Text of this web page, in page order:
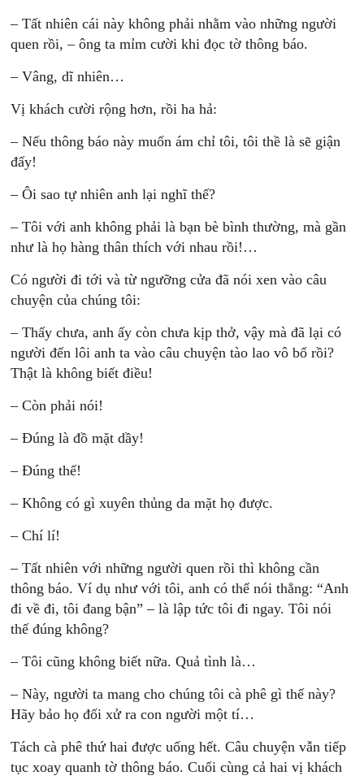
– Tất nhiên cái này không phải nhằm vào những người
quen rồi, – ông ta mỉm cười khi đọc tờ thông báo.
– Vâng, dĩ nhiên…
Vị khách cười rộng hơn, rồi ha hả:
– Nếu thông báo này muốn ám chỉ tôi, tôi thề là sẽ giận
đấy!
– Ôi sao tự nhiên anh lại nghĩ thế?
– Tôi với anh không phải là bạn bè bình thường, mà gần
như là họ hàng thân thích với nhau rồi!…
Có người đi tới và từ ngưỡng cửa đã nói xen vào câu
chuyện của chúng tôi:
– Thấy chưa, anh ấy còn chưa kịp thở, vậy mà đã lại có
người đến lôi anh ta vào câu chuyện tào lao vô bổ rồi?
Thật là không biết điều!
– Còn phải nói!
– Đúng là đồ mặt dầy!
– Đúng thế!
– Không có gì xuyên thủng da mặt họ được.
– Chí lí!
– Tất nhiên với những người quen rồi thì không cần
thông báo. Ví dụ như với tôi, anh có thể nói thẳng: “Anh
đi về đi, tôi đang bận” – là lập tức tôi đi ngay. Tôi nói
thế đúng không?
– Tôi cũng không biết nữa. Quả tình là…
– Này, người ta mang cho chúng tôi cà phê gì thế này?
Hãy bảo họ đối xử ra con người một tí…
Tách cà phê thứ hai được uống hết. Câu chuyện vẫn tiếp
tục xoay quanh tờ thông báo. Cuối cùng cả hai vị khách